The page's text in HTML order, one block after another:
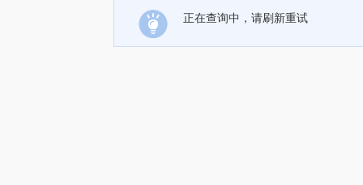
正在查询中，请刷新重试